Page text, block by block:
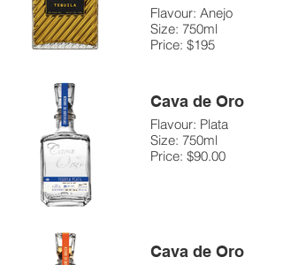
Flavour: Anejo
Size: 750ml
Price: $195
Cava de Oro
Flavour: Plata
Size: 750ml
Price: $90.00
Cava de Oro